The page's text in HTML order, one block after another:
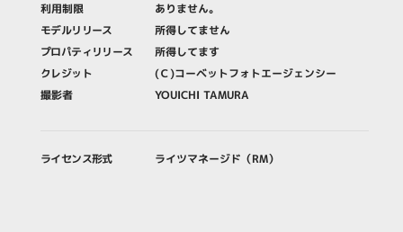
利用制限
ありません。
モデルリリース
所得してません
プロパティリリース
所得してます
クレジット
(Ｃ)コーベットフォトエージェンシー
撮影者
YOUICHI TAMURA
ライセンス形式 ライツマネージド（RM）